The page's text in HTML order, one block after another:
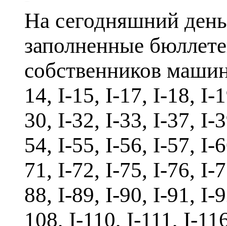
На сегодняшний
заполненные
собственников
14, I-15, I-17, I-18, I-
30, I-32, I-33, I-37, I-
54, I-55, I-56, I-57, I-
71, I-72, I-75, I-76, I-
88, I-89, I-90, I-91, I-
108, I-110, I-111, I-